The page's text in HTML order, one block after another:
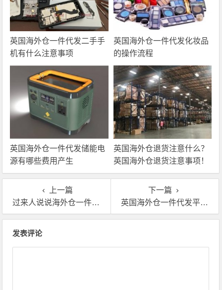
英国海外仓一件代发二手手
机有什么注意事项
英国海外仓一件代发化妆品
的操作流程
英国海外仓一件代发储能电
源有哪些费用产生
英国海外仓退货注意什么？
英国海外仓退货注意事项！
上一篇
过来人说说海外仓一件代发平台有哪些
下一篇
英国海外仓一件代发平台有哪些（GBA英国海外仓好吗）
发表评论